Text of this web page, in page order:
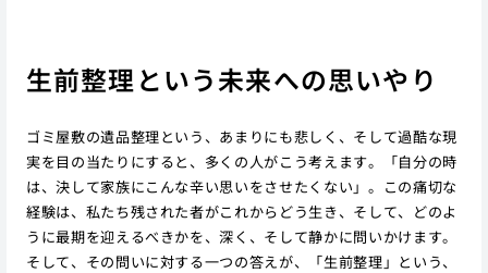
生前整理という未来への思いやり
ゴミ屋敷の遺品整理という、あまりにも悲しく、そして過酷な現
実を目の当たりにすると、多くの人がこう考えます。「自分の時
は、決して家族にこんな辛い思いをさせたくない」。この痛切な
経験は、私たち残された者がこれからどう生き、そして、どのよ
うに最期を迎えるべきかを、深く、そして静かに問いかけます。
そして、その問いに対する一つの答えが、「生前整理」という、